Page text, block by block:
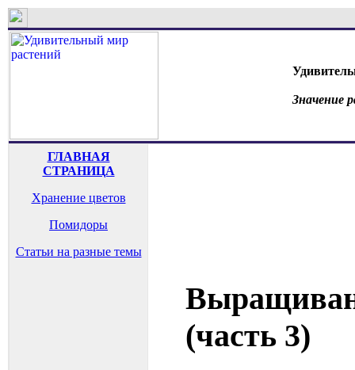
Значение
ГЛАВНАЯ
СТРАНИЦА
Хранение цветов
Помидоры
Статьи на разные темы
(часть 3)